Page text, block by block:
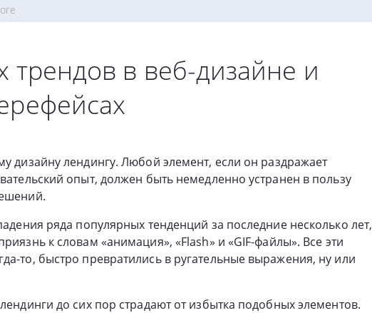
трендов в веб-дизайне и
дизайну лендингу. Любой элемент, если он раздражает
опыт, должен быть немедленно устранен в пользу
ряда популярных тенденций за последние несколько лет,
к словам «анимация», «Flash» и «GIF-файлы». Все эти
то, быстро превратились в ругательные выражения, ну или
до сих пор страдают от избытка подобных элементов.